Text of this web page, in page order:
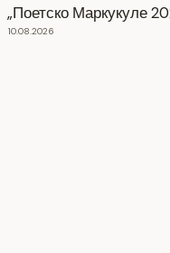
„Поетско Маркукуле
10.08.2026